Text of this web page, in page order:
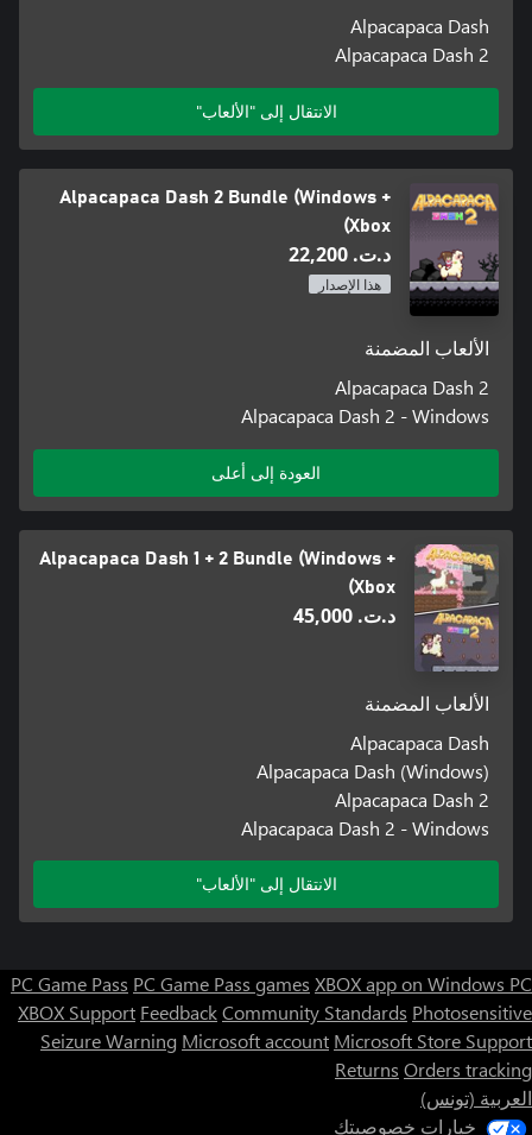
Alpacapaca Dash
Alpacapaca Dash 2
الانتقال إلى "الألعاب"
Alpacapaca Dash 2 Bundle (Windows +
Xbox)
د.ت.‏ 22,200
هذا الإصدار
الألعاب المضمنة
Alpacapaca Dash 2
Alpacapaca Dash 2 - Windows
العودة إلى أعلى
Alpacapaca Dash 1 + 2 Bundle (Windows +
Xbox)
د.ت.‏ 45,000
الألعاب المضمنة
Alpacapaca Dash
Alpacapaca Dash (Windows)
Alpacapaca Dash 2
Alpacapaca Dash 2 - Windows
الانتقال إلى "الألعاب"
PC Game Pass PC Game Pass games XBOX app on Windows PC
XBOX Support FeedbackCommunity Standards Photosensitive
Seizure Warning Microsoft account Microsoft Store Support
Returns Orders tracking
العربية (تونس)
خيارات خصوصيتك